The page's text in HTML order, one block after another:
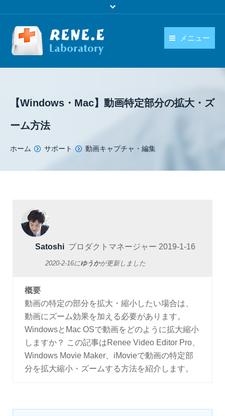
メニュー
日本語
【Windows・Mac】動画特定部分の拡大・ズ
ーム方法
You are here:
ホーム サポート 動画キャプチャ・編集
Satoshi プロダクトマネージャー 2019-1-16
2020-2-16にゆうかが更新しました
概要
動画の特定の部分を拡大・縮小したい場合は、
動画にズーム効果を加える必要があります。
WindowsとMac OSで動画をどのように拡大縮小
しますか？ この記事はRenee Video Editor Pro、
Windows Movie Maker、iMovieで動画の特定部
分を拡大縮小・ズームする方法を紹介します。